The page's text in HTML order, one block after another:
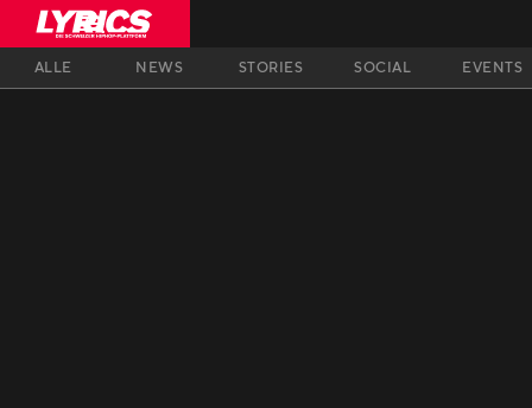
ALLE NEWS STORIES SOCIAL EVENTS